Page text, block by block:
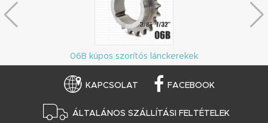
06B kúpos szorítós lánckerekek
KAPCSOLAT FACEBOOK
ÁLTALÁNOS SZÁLLÍTÁSI FELTÉTELEK